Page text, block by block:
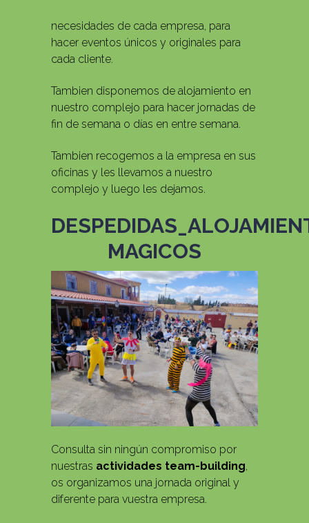
necesidades de cada empresa, para
hacer eventos únicos y originales para
cada cliente.
Tambien disponemos de alojamiento en
nuestro complejo para hacer jornadas de
fin de semana o días en entre semana.
Tambien recogemos a la empresa en sus
oficinas y les llevamos a nuestro
complejo y luego les dejamos.
MAGICOS
Consulta sin ningún compromiso por
nuestras actividades team-building,
os organizamos una jornada original y
diferente para vuestra empresa.